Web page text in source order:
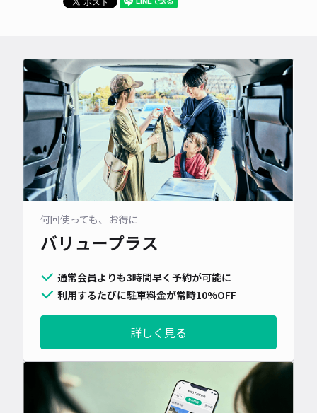
何回使っても、お得に
バリュープラス
通常会員よりも3時間早く予約が可能に
利用するたびに駐車料金が常時10%OFF
詳しく見る